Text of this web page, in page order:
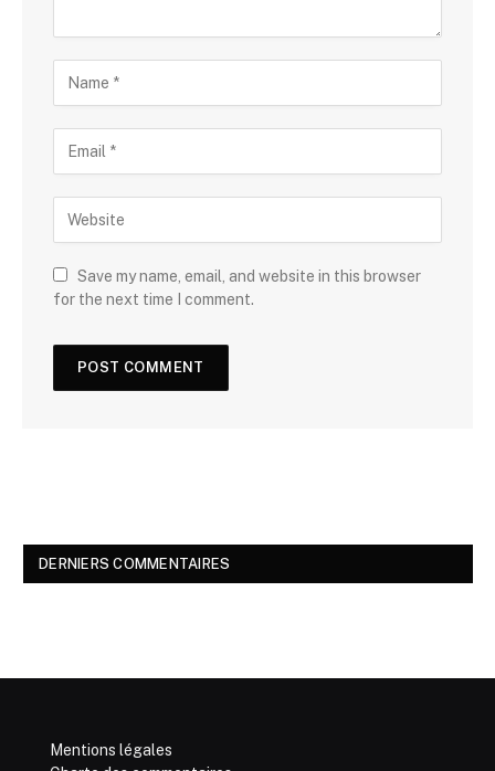
Save my name, email, and website in this browser
for the next time I comment.
DERNIERS COMMENTAIRES
Mentions légales